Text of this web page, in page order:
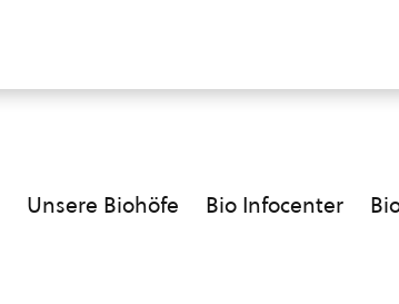
Unsere Biohöfe Bio Infocenter